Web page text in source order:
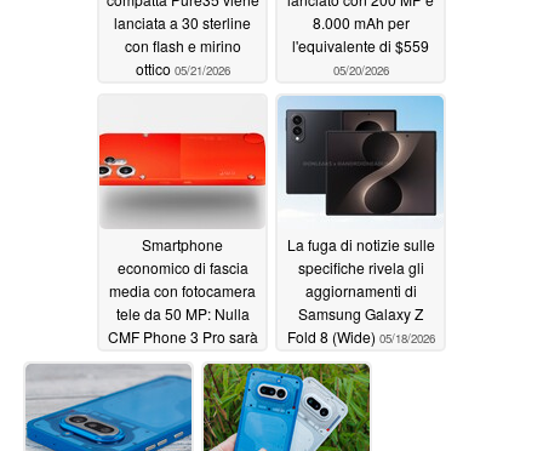
lanciata a 30 sterline
con flash e mirino
ottico 05/21/2026
8.000 mAh per
l'equivalente di $559
05/20/2026
Smartphone
economico di fascia
media con fotocamera
tele da 50 MP: Nulla
CMF Phone 3 Pro sarà
lanciato nel 3°
trimestre05/20/2026
La fuga di notizie sulle
specifiche rivela gli
aggiornamenti di
Samsung Galaxy Z
Fold 8 (Wide) 05/18/2026